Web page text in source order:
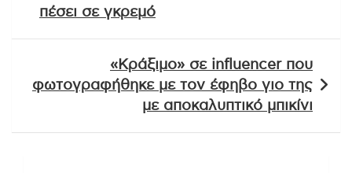
πέσει σε γκρεμό
«Κράξιμο» σε influencer που
φωτογραφήθηκε με τον έφηβο γιο της
με αποκαλυπτικό μπικίνι